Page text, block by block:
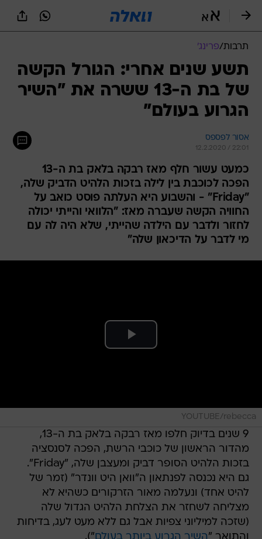
תרבות/פרינג'
תשע שנים אחרי: הגורל הקשה
של בת ה-13 ששרה את "השיר
הגרוע בעולם"
אסור לפספס
12.2.2020 / 22:01
כמעט עשור חלף מאז רבקה בלאק בת ה-13
הפכה לכוכבת בין לילה בזכות הלהיט הדביק שלה,
"Friday" - והשבוע היא העלתה פוסט כואב על
החוויה הקשה שעברה מאז: "הלוואי והייתי יכולה
לחזור ולדבר עם הילדה שהייתי, שלא היה לה עם
מי לדבר על הדיכאון שלה"
YOUTUBE/rebecca
9 שנים בדיוק חלפו מאז רבקה בלאק בת ה-13,
מהדור הראשון של כוכבי הרשת, הפכה לסנסציה
בזכות הלהיט הסופר דביק ומעצבן שלה, "Friday".
גם היא נכנסה לפנתאון ה"וואן היט וונדר" (זמר של
להיט אחד) ונעלמה מאור הזרקורים כשהיא לא
מצליחה לשחזר את הצלחת הלהיט הגדול שלה
(שזכה למיליוני צפיות אבל גם ללא מעט לעג, בדיחות